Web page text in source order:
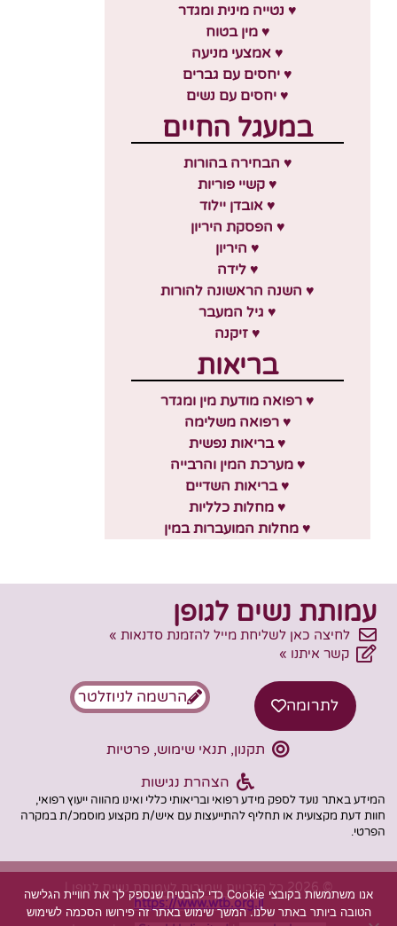
♥ נטייה מינית ומגדר
♥ מין בטוח
♥ אמצעי מניעה
♥ יחסים עם גברים
♥ יחסים עם נשים
במעגל החיים
♥ הבחירה בהורות
♥ קשיי פוריות
♥ אובדן יילוד
♥ הפסקת היריון
♥ היריון
♥ לידה
♥ השנה הראשונה להורות
♥ גיל המעבר
♥ זיקנה
בריאות
♥ רפואה מודעת מין ומגדר
♥ רפואה משלימה
♥ בריאות נפשית
♥ מערכת המין והרבייה
♥ בריאות השדיים
♥ מחלות כלליות
♥ מחלות המועברות במין
עמותת נשים לגופן
לחיצה כאן לשליחת מייל להזמנת סדנאות »
קשר איתנו »
לתרומה הרשמה לניוזלטר
תקנון, תנאי שימוש, פרטיות
הצהרת נגישות
המידע באתר נועד לספק מידע רפואי ובריאותי כללי ואינו מהווה ייעוץ רפואי,
חוות דעת מקצועית או תחליף להתייעצות עם איש/ת מקצוע מוסמכ/ת במקרה
הפרטי.
© 2026 כל הזכויות שמורות לעמותת נשים לגופן |
https://www.wtb.org.il
אנו משתמשות בקובצי Cookie כדי להבטיח שנספק לך את חוויית הגלישה
הטובה ביותר באתר שלנו. המשך שימוש באתר זה פירושו הסכמה לשימוש